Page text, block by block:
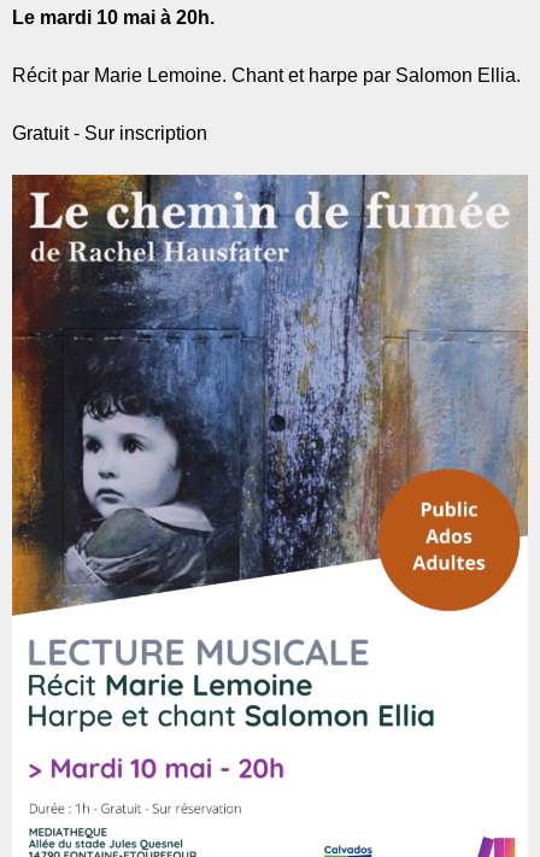
Le mardi 10 mai à 20h.
Récit par Marie Lemoine. Chant et harpe par Salomon Ellia.
Gratuit - Sur inscription